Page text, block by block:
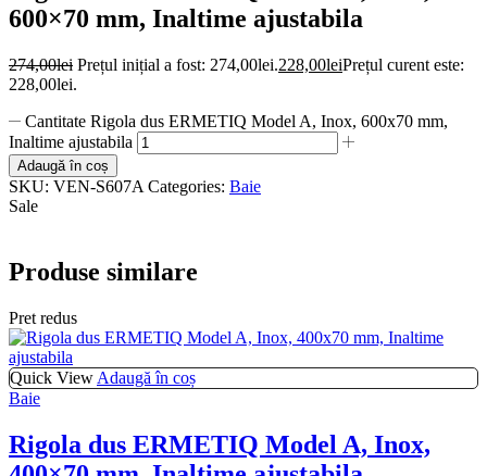
600×70 mm, Inaltime ajustabila
274,00lei Prețul inițial a fost: 274,00lei.228,00leiPrețul curent este:
228,00lei.
Cantitate Rigola dus ERMETIQ Model A, Inox, 600x70 mm,
Inaltime ajustabila
Adaugă în coș
SKU: VEN-S607A Categories: Baie
Sale
Produse similare
Pret redus
Quick View Adaugă în coș
Baie
Rigola dus ERMETIQ Model A, Inox,